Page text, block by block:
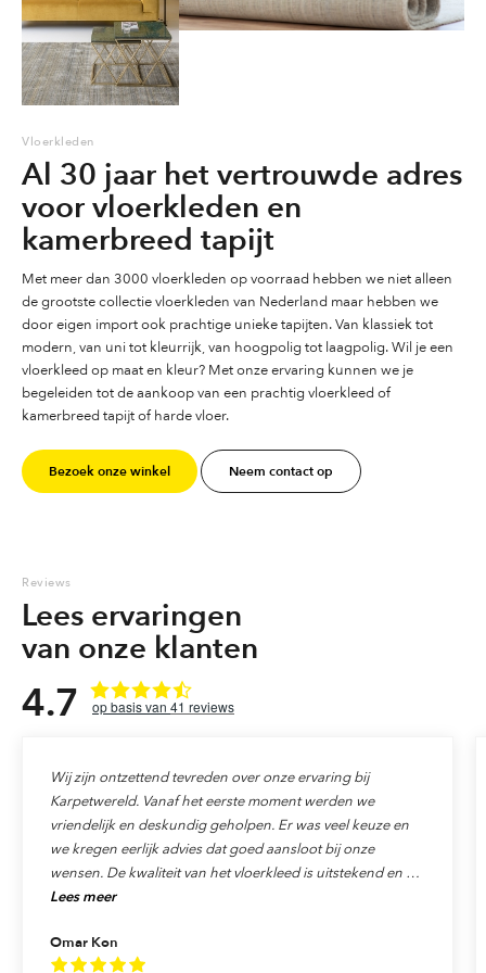
Marokkaanse berber tapijten. Bij Karpetwereld vindt u vloerkleden,
tapijten en karpetten in alle soorten en maten en in verschillende
kleuren, ronde vloerkleden, grote maten, vintage en patchwork,
kinderkamer, slaapkamer en/of woonkamer. Wij berekenen geen
verzendkosten voor Nederland voor kleden t/m 200×290 of onder de
25 kg. Gratis recht van retour 14 dagen vanaf levering op
winkelvoorraad vloerkleden.
Vloerkleden zijn onmisbaar is uw interieur! Dat is niet raar want een
vloerkleed maakt het karakter van je woonkamer of slaapkamer. Het
zorgt ook voor een comfortabel en behaaglijk gevoel en sfeer in je
interieur.
Wij bieden u een uitgebreid aanbod vloerkleden, tapijten en karpetten
in veel kleuren en maten. Ook hebben wij een grote collectie
vloerkleden in grote afmetingen. Wilt u een vloerkleed op maat laten
een passend karpet, tapijt of vloerkleed, in kleine en grote maten,
hoog- en laagpolige karpetten en vloerkleden in veel designs en
Marokkaanse berber tapijten
Vloerkleden
Al 30 jaar het vertrouwde adres
voor vloerkleden en
kamerbreed tapijt
Met meer dan 3000 vloerkleden op voorraad hebben we niet alleen
de grootste collectie vloerkleden van Nederland maar hebben we
door eigen import ook prachtige unieke tapijten. Van klassiek tot
modern, van uni tot kleurrijk, van hoogpolig tot laagpolig. Wil je een
vloerkleed op maat en kleur? Met onze ervaring kunnen we je
begeleiden tot de aankoop van een prachtig vloerkleed of
kamerbreed tapijt of harde vloer.
Bezoek onze winkel Neem contact op
Reviews
Lees ervaringen
van onze klanten
4.7 41 reviews
Omar Kon
Wij zijn ontzettend tevreden over onze ervaring bij
Karpetwereld. Vanaf het eerste moment werden we
vriendelijk en deskundig geholpen. Er was veel keuze en
we kregen eerlijk advies dat goed aansloot bij onze
wensen. De kwaliteit van het vloerkleed is uitstekend en de
levering verliep precies zoals afgesproken. Ook de service
echt als klant gewaardeerd. We raden Karpetwereld dan
ook van harte aan aan iedereen die op zoek is naar
Lees meer